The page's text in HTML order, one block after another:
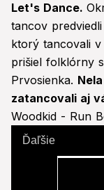
Let's Dance.
tancov
ktorý tancovali
prišiel folklórny
Prvosienka.
zatancovali aj
Woodkid - Run
Ďaľšie